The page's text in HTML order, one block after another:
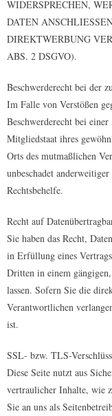
WIDERSPRECHEN,
DATEN
DIREKTWERBUNG
ABS. 2 DSGVO).
Beschwerderecht bei der
Im Falle von Verstößen
Beschwerderecht bei
Mitgliedstaat ihres
Orts des mutmaßlichen
unbeschadet
Rechtsbehelfe.
Recht auf
Sie haben das Recht,
in Erfüllung eines
Dritten in einem
lassen. Sofern Sie die
Verantwortlichen
ist.
SSL- bzw. TLS-
Diese Seite nutzt aus
vertraulicher Inhalte, wie
Sie an uns als